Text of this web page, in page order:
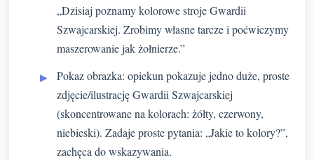
„Dzisiaj poznamy kolorowe stroje Gwardii
Szwajcarskiej. Zrobimy własne tarcze i poćwiczymy
maszerowanie jak żołnierze.”
Pokaz obrazka: opiekun pokazuje jedno duże, proste
zdjęcie/ilustrację Gwardii Szwajcarskiej
(skoncentrowane na kolorach: żółty, czerwony,
niebieski). Zadaje proste pytania: „Jakie to kolory?”,
zachęca do wskazywania.